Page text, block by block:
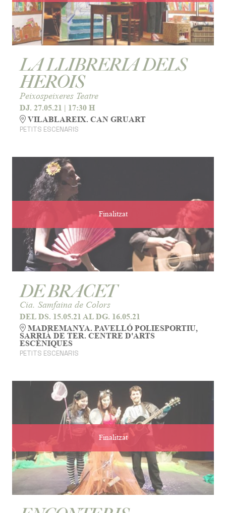
LA LLIBRERIA DELS
HEROIS
Peixospeixeres Teatre
DJ. 27.05.21 | 17:30 H
VILABLAREIX. CAN GRUART
PETITS ESCENARIS
Finalitzat
DE BRACET
Cia. Samfaina de Colors
DEL DS. 15.05.21 AL DG. 16.05.21
MADREMANYA. PAVELLÓ POLIESPORTIU,
SARRIÀ DE TER. CENTRE D'ARTS
ESCÈNIQUES
PETITS ESCENARIS
Finalitzat